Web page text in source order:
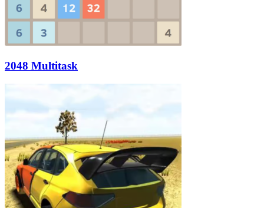
2048 Multitask